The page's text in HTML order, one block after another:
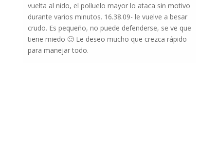
vuelta al nido, el polluelo mayor lo ataca sin motivo
durante varios minutos. 16.38.09- le vuelve a besar
crudo. Es pequeño, no puede defenderse, se ve que
tiene miedo 🙁 Le deseo mucho que crezca rápido
para manejar todo.